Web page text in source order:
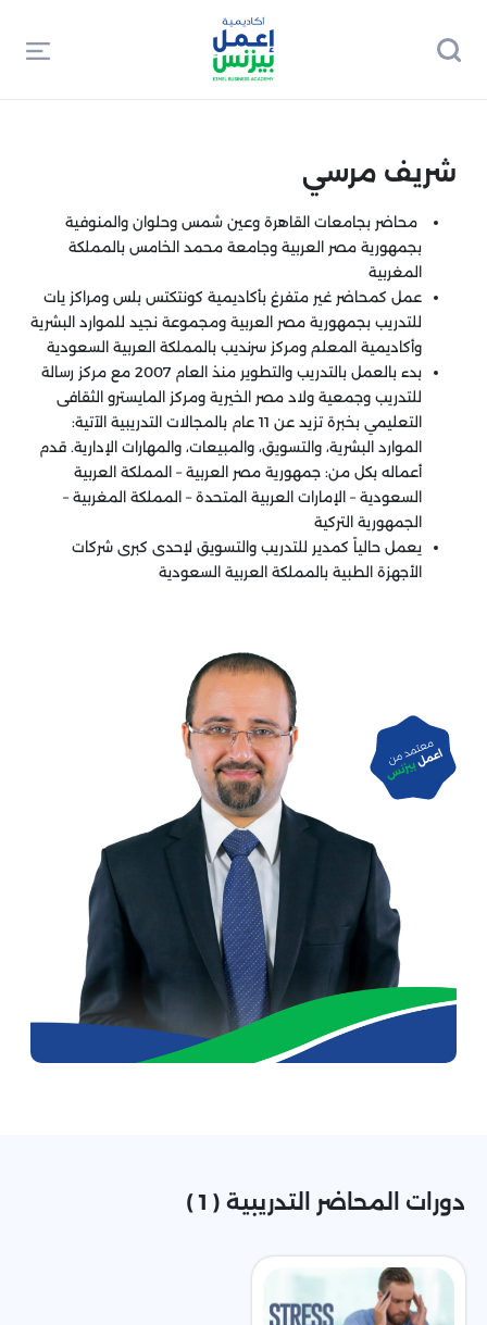
شريف مرسي
محاضر بجامعات القاهرة وعين شمس وحلوان والمنوفية
بجمهورية مصر العربية وجامعة محمد الخامس بالمملكة
المغربية
عمل كمحاضر غير متفرغ بأكاديمية كونتكتس بلس ومراكز يات
للتدريب بجمهورية مصر العربية ومجموعة نجيد للموارد البشرية
وأكاديمية المعلم ومركز سرنديب بالمملكة العربية السعودية
بدء بالعمل بالتدريب والتطوير منذ العام 2007 مع مركز رسالة
للتدريب وجمعية ولاد مصر الخيرية ومركز المايسترو الثقافى
التعليمي بخبرة تزيد عن 11 عام بالمجالات التدريبية الآتية:
الموارد البشرية، والتسويق، والمبيعات، والمهارات الإدارية. قدم
أعماله بكل من: جمهورية مصر العربية – المملكة العربية
السعودية – الإمارات العربية المتحدة – المملكة المغربية –
الجمهورية التركية
يعمل حالياً كمدير للتدريب والتسويق لإحدى كبرى شركات
الأجهزة الطبية بالمملكة العربية السعودية
دورات المحاضر التدريبية ( 1 )